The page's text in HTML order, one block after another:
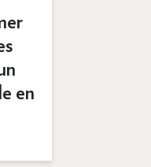
en